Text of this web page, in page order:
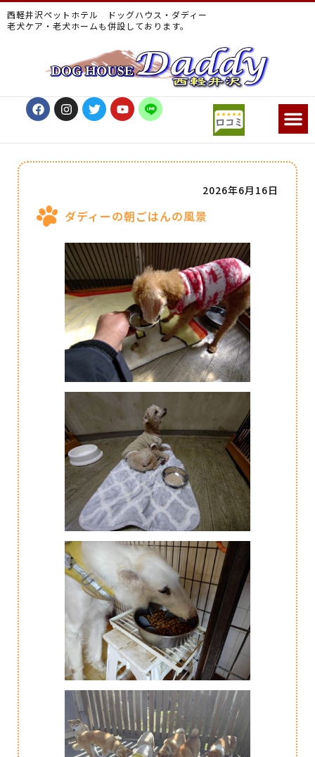
西軽井沢ペットホテル ドッグハウス・ダディー
老犬ケア・老犬ホームも併設しております。
ダディーの朝ごはんの風景
2026年6月16日